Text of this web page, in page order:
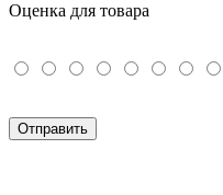
Оценка для товара